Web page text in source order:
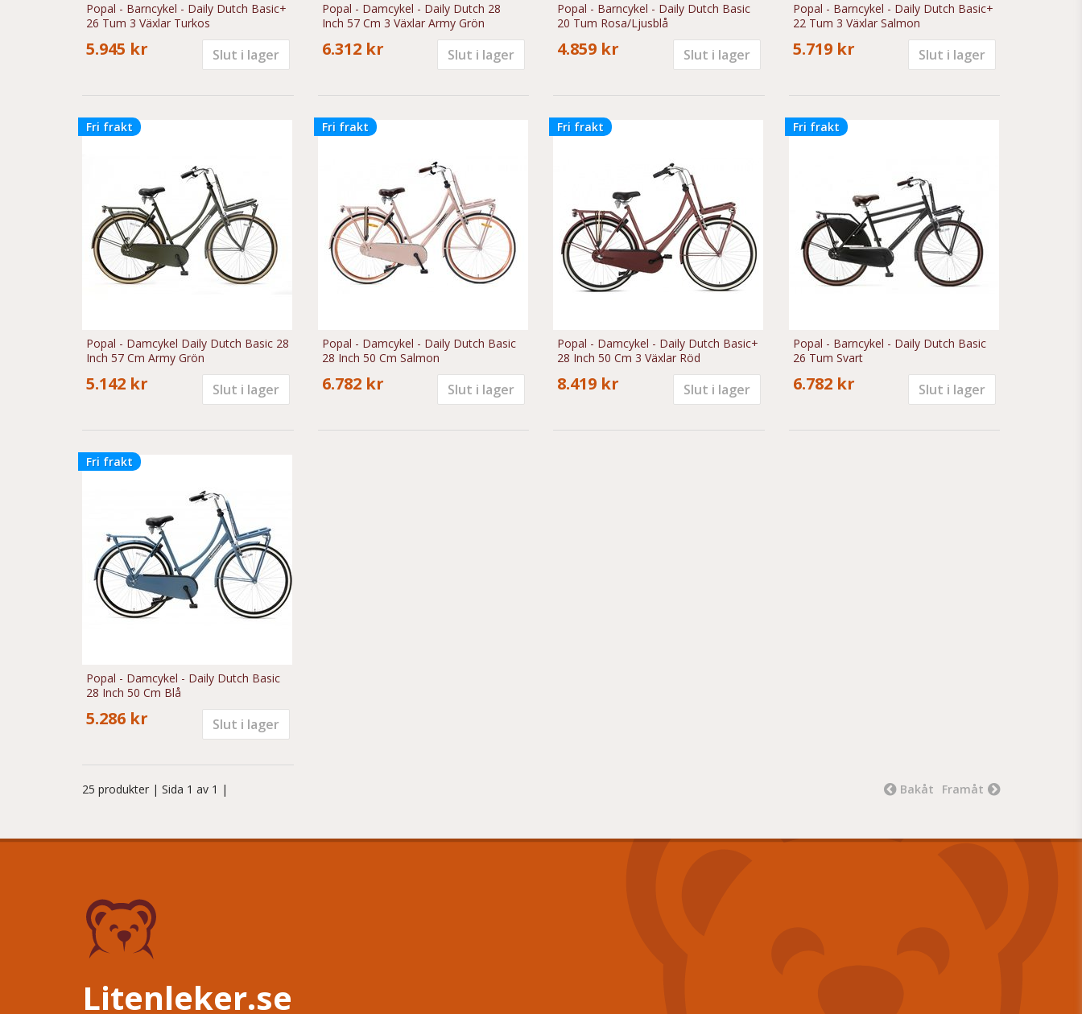
Popal - Barncykel - Daily Dutch Basic+
26 Tum 3 Växlar Turkos
5.945 kr Slut i lager
Popal - Damcykel - Daily Dutch 28
Inch 57 Cm 3 Växlar Army Grön
6.312 kr Slut i lager
Popal - Barncykel - Daily Dutch Basic
20 Tum Rosa/Ljusblå
4.859 kr Slut i lager
Popal - Barncykel - Daily Dutch Basic+
22 Tum 3 Växlar Salmon
5.719 kr Slut i lager
Fri frakt
Popal - Damcykel Daily Dutch Basic 28
Inch 57 Cm Army Grön
5.142 kr Slut i lager
Fri frakt
Popal - Damcykel - Daily Dutch Basic
28 Inch 50 Cm Salmon
6.782 kr Slut i lager
Fri frakt
Popal - Damcykel - Daily Dutch Basic+
28 Inch 50 Cm 3 Växlar Röd
8.419 kr Slut i lager
Fri frakt
Popal - Barncykel - Daily Dutch Basic
26 Tum Svart
6.782 kr Slut i lager
Fri frakt
Popal - Damcykel - Daily Dutch Basic
28 Inch 50 Cm Blå
5.286 kr Slut i lager
25 produkter | Sida 1 av 1 | Framåt
Bakåt
Litenleker.se